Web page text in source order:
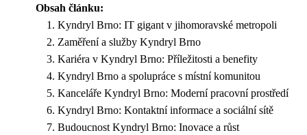
Obsah článku:
Kyndryl Brno: IT gigant v jihomoravské metropoli
Zaměření a služby Kyndryl Brno
Kariéra v Kyndryl Brno: Příležitosti a benefity
Kyndryl Brno a spolupráce s místní komunitou
Kanceláře Kyndryl Brno: Moderní pracovní prostředí
Kyndryl Brno: Kontaktní informace a sociální sítě
Budoucnost Kyndryl Brno: Inovace a růst